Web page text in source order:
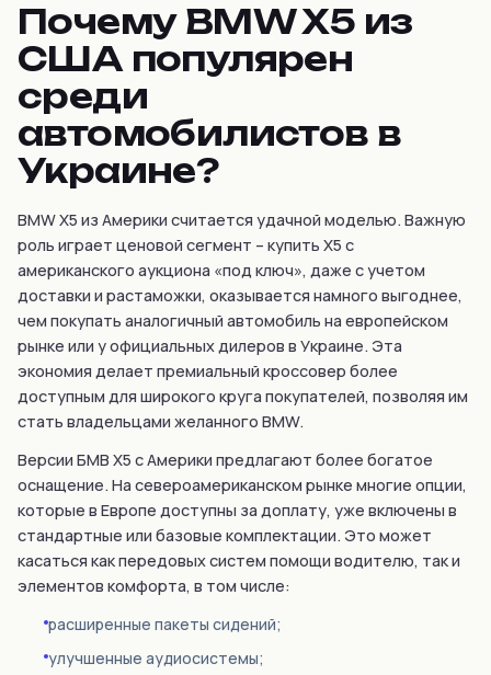
Почему BMW X5 из
США популярен
среди
автомобилистов в
Украине?
BMW X5 из Америки считается удачной моделью. Важную
роль играет ценовой сегмент – купить X5 с
американского аукциона «под ключ», даже с учетом
доставки и растаможки, оказывается намного выгоднее,
чем покупать аналогичный автомобиль на европейском
рынке или у официальных дилеров в Украине. Эта
экономия делает премиальный кроссовер более
доступным для широкого круга покупателей, позволяя им
стать владельцами желанного BMW.
Версии БМВ X5 с Америки предлагают более богатое
оснащение. На североамериканском рынке многие опции,
которые в Европе доступны за доплату, уже включены в
стандартные или базовые комплектации. Это может
касаться как передовых систем помощи водителю, так и
элементов комфорта, в том числе:
расширенные пакеты сидений;
улучшенные аудиосистемы;